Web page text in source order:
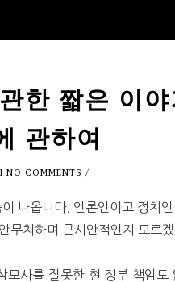
한 짧은 이
관하여
NO COMMENTS /
나옵니다. 언론인이고 정치
무치하며 근시안적인지 모르겠
모사를 잘못한 현 정부 책임